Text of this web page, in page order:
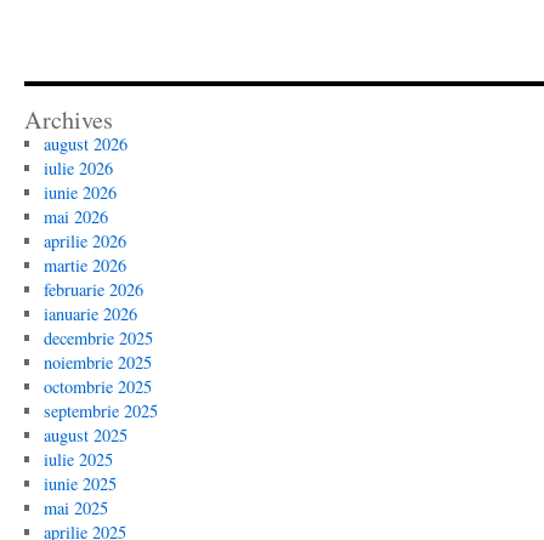
Archives
august 2026
iulie 2026
iunie 2026
mai 2026
aprilie 2026
martie 2026
februarie 2026
ianuarie 2026
decembrie 2025
noiembrie 2025
octombrie 2025
septembrie 2025
august 2025
iulie 2025
iunie 2025
mai 2025
aprilie 2025